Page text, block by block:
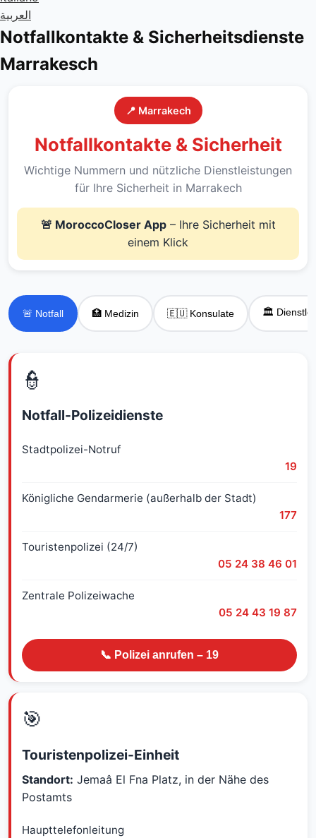
العربية
Notfallkontakte & Sicherheitsdienste
Marrakesch
📍 Marrakech
Notfallkontakte & Sicherheit
Wichtige Nummern und nützliche Dienstleistungen
für Ihre Sicherheit in Marrakech
🚨 MoroccoCloser App– Ihre Sicherheit mit
einem Klick
🚨 Notfall 🏥 Medizin 🇪🇺 Konsulate 🏛️
👮
Notfall-Polizeidienste
Stadtpolizei-Notruf
19
Königliche Gendarmerie (außerhalb der Stadt)
177
Touristenpolizei (24/7)
05 24 38 46 01
Zentrale Polizeiwache
05 24 43 19 87
📞 Polizei anrufen – 19
🎯
Touristenpolizei-Einheit
Standort: Jemaâ El Fna Platz, in der Nähe des
Postamts
Haupttelefonleitung